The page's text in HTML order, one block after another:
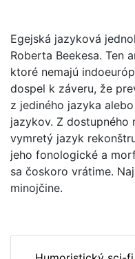
Egejská jazyková
Roberta Beekesa. Ten
ktoré nemajú
dospel k záveru, že
z jediného jazyka
jazykov. Z dostupného
vymretý jazyk
jeho fonologické a
sa čoskoro vrátime.
minojčine.